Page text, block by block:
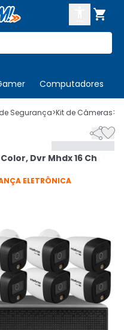

Computadores
SE
Segurança>Kit de Câmeras>

Dvr Mhdx 16 Ch
ELETRÔNICA